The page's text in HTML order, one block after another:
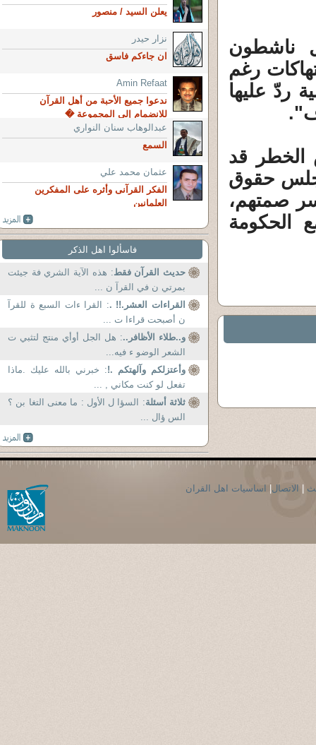
ناشطون
رغم
ردّ عليها
قد
حقوق
صمتهم،
الحكومة
يعلن السيد / منصور
نزار حيدر
ان جاءكم فاسق
Amin Refaat
ندعوا جميع الأحبة من أهل القرآن
للانضمام إلى المجموعة �
عبدالوهاب سنان النواري
السمع
عثمان محمد علي
الفكر القرآنى وأثره على المفكرين
العلمانين
فاسألوا اهل الذكر
حديث القرآن فقط: هذه الآية الشري فة جيئت
بمرتي ن في القرآ ن ...
القراءات العشر.!! .: القرا ءات السبع ة للقرآ
ن أصبحت قراءا ت ...
و..طلاء الأظافر..: هل الجل أوأي منتج لتثبي ت
الشعر الوضو ء فيه...
وأعتزلكم وآلهتكم .!: خبرني بالله عليك .ماذا
تفعل لو كنت مكاني , ...
ثلاثة أسئلة: السؤا ل الأول : ما معنى التغا بن ؟
الس ؤال ...
الاتصال اساسيات اهل القران